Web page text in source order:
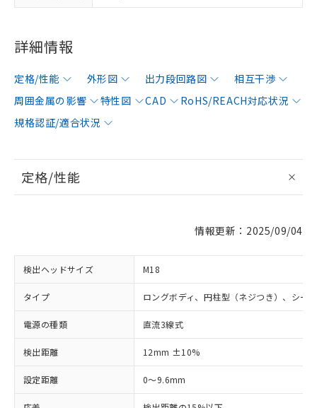
詳細情報
定格/性能 外形図 出力段回路図
相互干渉
周囲金属の影響
特性図 CAD
RoHS/REACH対応状況
規格認証/適合状況
定格/性能
情報更新：2025/09/04
検出ヘッドサイズ M18
タイプ ロングボディ、円柱型（ネジつき）、シー
電源の種類 直流3線式
検出距離 12mm ±10%
設定距離 0～9.6mm